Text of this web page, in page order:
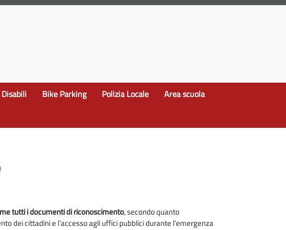
Disabili Bike Parking Polizia Locale
Area scuola
tutti i documenti di riconoscimento, secondo quanto
dei cittadini e l’accesso agli uffici pubblici durante l’emergenza